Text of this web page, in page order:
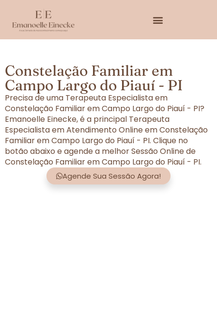
Constelação Familiar em
Campo Largo do Piauí - PI
Precisa de uma Terapeuta Especialista em
Constelação Familiar em Campo Largo do Piauí - PI?
Emanoelle Einecke, é a principal Terapeuta
Especialista em Atendimento Online em Constelação
Familiar em Campo Largo do Piauí - PI. Clique no
botão abaixo e agende a melhor Sessão Online de
Constelação Familiar em Campo Largo do Piauí - PI.
Agende Sua Sessão Agora!